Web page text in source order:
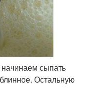
сыпать
Остальную